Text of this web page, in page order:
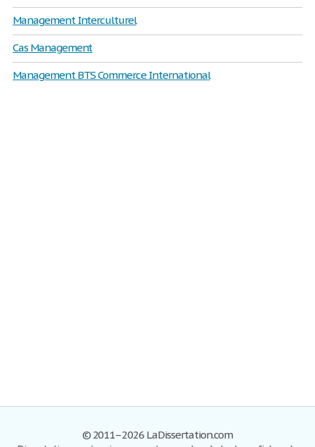
Management Interculturel
Cas Management
Management BTS Commerce International
© 2011–2026 LaDissertation.com